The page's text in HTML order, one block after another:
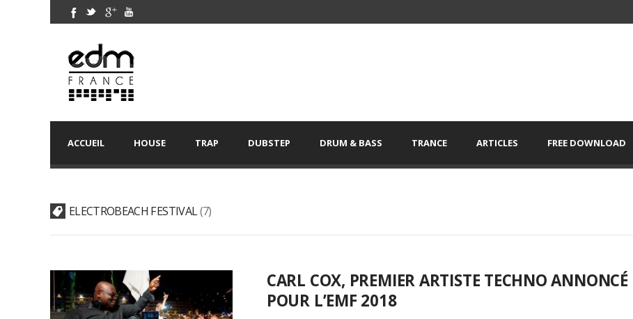
ACCUEIL HOUSE TRAP DUBSTEP DRUM & BASS TRANCE ARTICLES FREE DOWNLOAD
ELECTROBEACH FESTIVAL 7
CARL COX, PREMIER ARTISTE TECHNO ANNONCÉ
POUR L’EMF 2018